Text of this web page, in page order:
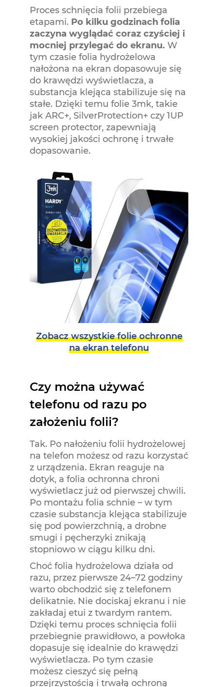
Proces schnięcia folii przebiega
etapami. Po kilku godzinach folia
zaczyna wyglądać coraz czyściej i
mocniej przylegać do ekranu. W
tym czasie folia hydrożelowa
nałożona na ekran dopasowuje się
do krawędzi wyświetlacza, a
substancja klejąca stabilizuje się na
stałe. Dzięki temu folie 3mk, takie
jak ARC+, SilverProtection+ czy 1UP
screen protector, zapewniają
wysokiej jakości ochronę i trwałe
dopasowanie.
Zobacz wszystkie folie ochronne
na ekran telefonu
Czy można używać
telefonu od razu po
założeniu folii?
Tak. Po nałożeniu folii hydrożelowej
na telefon możesz od razu korzystać
z urządzenia. Ekran reaguje na
dotyk, a folia ochronna chroni
wyświetlacz już od pierwszej chwili.
Po montażu folia schnie – w tym
czasie substancja klejąca stabilizuje
się pod powierzchnią, a drobne
smugi i pęcherzyki znikają
stopniowo w ciągu kilku dni.
Choć folia hydrożelowa działa od
razu, przez pierwsze 24–72 godziny
warto obchodzić się z telefonem
delikatnie. Nie dociskaj ekranu i nie
zakładaj etui z twardym rantem.
Dzięki temu proces schnięcia folii
przebiegnie prawidłowo, a powłoka
dopasuje się idealnie do krawędzi
wyświetlacza. Po tym czasie
możesz cieszyć się pełną
przejrzystością i trwałą ochroną